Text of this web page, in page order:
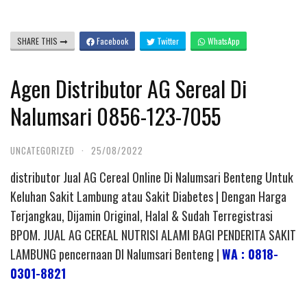
SHARE THIS Facebook Twitter WhatsApp
Agen Distributor AG Sereal Di
Nalumsari 0856-123-7055
UNCATEGORIZED · 25/08/2022
distributor Jual AG Cereal Online Di Nalumsari Benteng Untuk
Keluhan Sakit Lambung atau Sakit Diabetes | Dengan Harga
Terjangkau, Dijamin Original, Halal & Sudah Terregistrasi
BPOM. JUAL AG CEREAL NUTRISI ALAMI BAGI PENDERITA SAKIT
LAMBUNG pencernaan DI Nalumsari Benteng |WA : 0818-
0301-8821